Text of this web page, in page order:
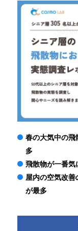
春の大気中の飛
多
飛散物が一番気
屋内の空気改善
が最多